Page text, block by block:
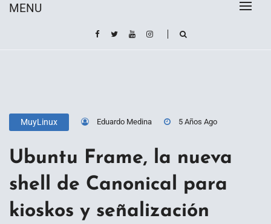
MENU
MuyLinux Eduardo Medina 5 Años Ago
Ubuntu Frame, la nueva
shell de Canonical para
kioskos y señalización